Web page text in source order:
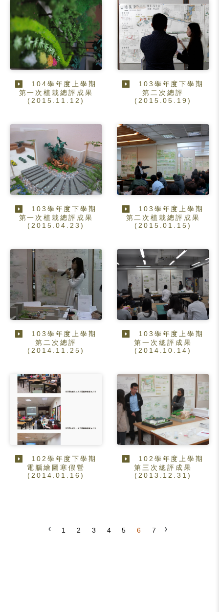
104學年度上學期
第一次植栽總評成果
(2015.11.12)
103學年度下學期
第二次總評
(2015.05.19)
103學年度下學期
第一次植栽總評成果
(2015.04.23)
103學年度上學期
第二次植栽總評成果
(2015.01.15)
103學年度上學期
第二次總評
(2014.11.25)
103學年度上學期
第一次總評成果
(2014.10.14)
102學年度下學期
電腦繪圖寒假營
(2014.01.16)
102學年度上學期
第三次總評成果
(2013.12.31)
1 2 3 4 5 6 7